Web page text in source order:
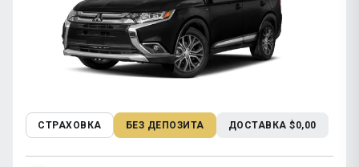
СТРАХОВКА БЕЗ ДЕПОЗИТА ДОСТАВКА $0,00